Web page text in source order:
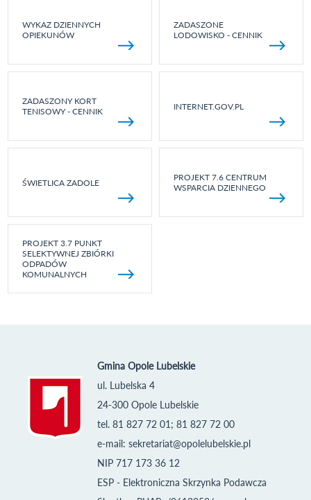
WYKAZ DZIENNYCH
OPIEKUNÓW
ZADASZONE
LODOWISKO - CENNIK
ZADASZONY KORT
TENISOWY - CENNIK
INTERNET.GOV.PL
ŚWIETLICA ZADOLE
PROJEKT 7.6 CENTRUM
WSPARCIA DZIENNEGO
PROJEKT 3.7 PUNKT
SELEKTYWNEJ ZBIÓRKI
ODPADÓW
KOMUNALNYCH
Gmina Opole Lubelskie
ul. Lubelska 4
24-300 Opole Lubelskie
tel. 81 827 72 01; 81 827 72 00
e-mail: sekretariat@opolelubelskie.pl
NIP 717 173 36 12
ESP - Elektroniczna Skrzynka Podawcza